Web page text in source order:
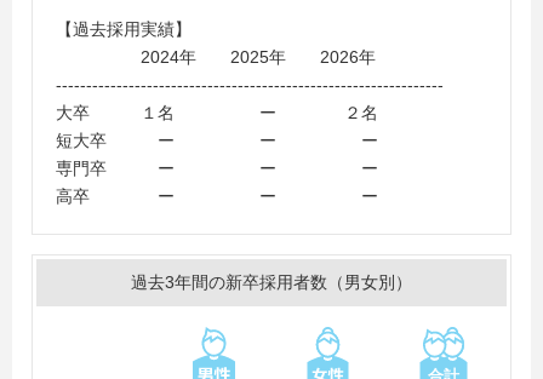
【過去採用実績】
2024年 2025年 2026年
----------------------------------------------------------------
大卒 １名 ー ２名
短大卒 ー ー ー
専門卒 ー ー ー
高卒 ー ー ー
過去3年間の新卒採用者数（男女別）